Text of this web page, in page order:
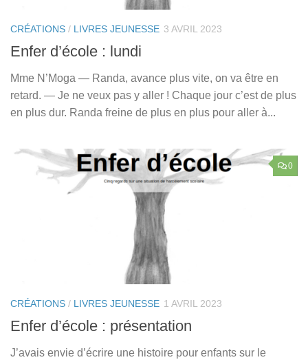
CRÉATIONS / LIVRES JEUNESSE 3 AVRIL 2023
Enfer d’école : lundi
Mme N’Moga — Randa, avance plus vite, on va être en
retard. — Je ne veux pas y aller ! Chaque jour c’est de plus
en plus dur. Randa freine de plus en plus pour aller à...
0
CRÉATIONS / LIVRES JEUNESSE 1 AVRIL 2023
Enfer d’école : présentation
J’avais envie d’écrire une histoire pour enfants sur le